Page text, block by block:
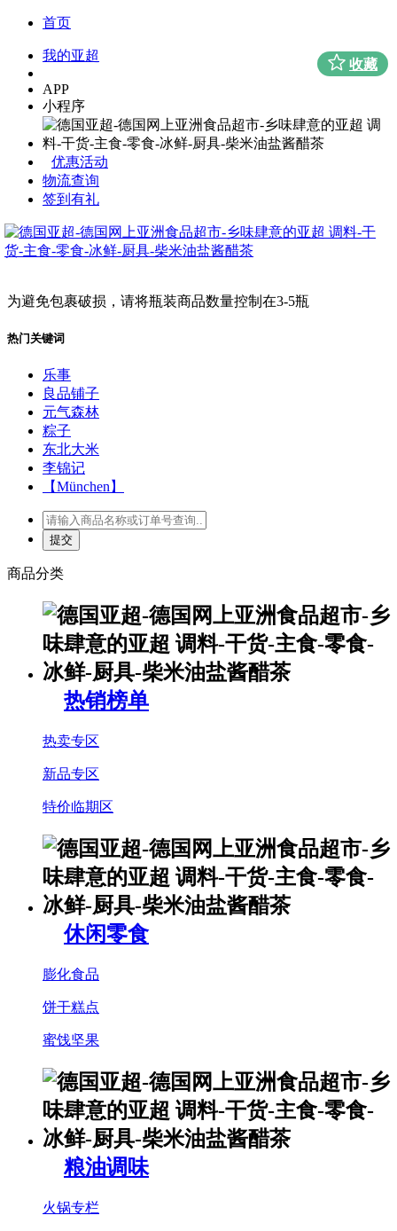
首页
我的亚超
APP
小程序
优惠活动
物流查询
签到有礼
为避免包裹破损，请将瓶装商品数量控制在3-5瓶
热门关键词
乐事
良品铺子
元气森林
粽子
东北大米
李锦记
【München】
商品分类
热销榜单
热卖专区
新品专区
特价临期区
休闲零食
膨化食品
饼干糕点
蜜饯坚果
粮油调味
火锅专栏
收藏